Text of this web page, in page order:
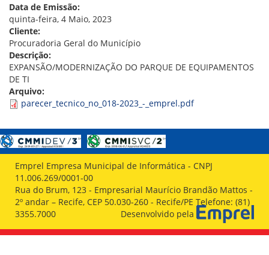
CONSELHOS
LOCALIZAÇÃO
GESTORES
GOVERNANÇA
NOTÍCIAS
COMPRAS
LICITAÇÕES
ATAS DE REGISTRO DE PREÇOS
CONTRATO
GESTÃO DE PESSOAS
COLABORADORES
PLR
Data de Emissão:
quinta-feira, 4 Maio, 2023
Cliente:
Procuradoria Geral do Município
Descrição:
EXPANSÃO/MODERNIZAÇÃO DO PARQUE DE EQUIPAMENTOS
DE TI
Arquivo:
parecer_tecnico_no_018-2023_-_emprel.pdf
Emprel Empresa Municipal de Informática - CNPJ
11.006.269/0001-00
Rua do Brum, 123 - Empresarial Maurício Brandão Mattos -
2º andar – Recife, CEP 50.030-260 - Recife/PE Telefone: (81)
3355.7000
Desenvolvido pela